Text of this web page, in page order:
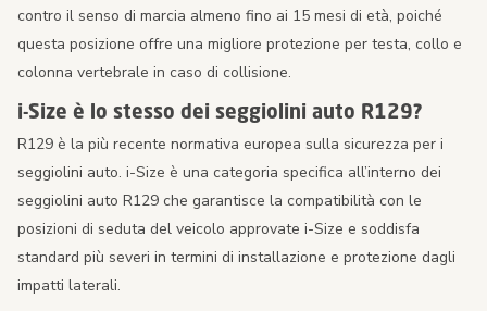
contro il senso di marcia almeno fino ai 15 mesi di età, poiché
questa posizione offre una migliore protezione per testa, collo e
colonna vertebrale in caso di collisione.
i-Size è lo stesso dei seggiolini auto R129?
R129 è la più recente normativa europea sulla sicurezza per i
seggiolini auto. i-Size è una categoria specifica all’interno dei
seggiolini auto R129 che garantisce la compatibilità con le
posizioni di seduta del veicolo approvate i-Size e soddisfa
standard più severi in termini di installazione e protezione dagli
impatti laterali.